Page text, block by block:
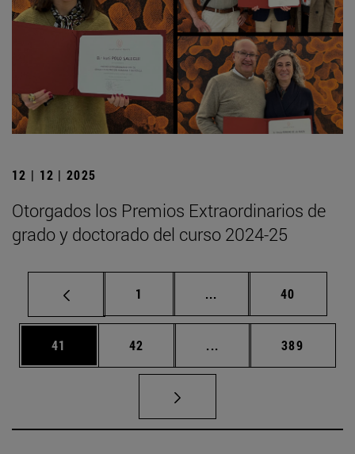
12 | 12 | 2025
Otorgados los Premios Extraordinarios de
grado y doctorado del curso 2024-25
Página
1 ... Páginas intermedias
Página
40
Página
41 Página
42 ... Páginas intermedias
Página
389